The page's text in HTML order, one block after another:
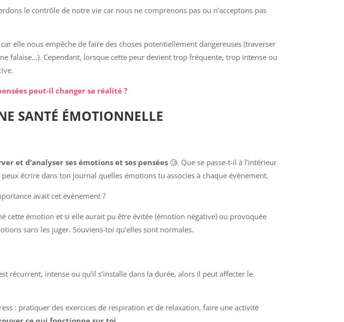
le contrôle de notre vie car nous ne comprenons pas ou n’acceptons pas
elle nous empêche de faire des choses potentiellement dangereuses (traverser
falaise…). Cependant, lorsque cette peur devient trop fréquente, trop intense ou
peut-il changer sa réalité ?
SANTÉ ÉMOTIONNELLE
et d’analyser ses émotions et ses pensées 🧐. Que se passe-t-il à l’intérieur
écrire dans ton journal quelles émotions tu associes à chaque évènement.
avait cet évènement ?
cette émotion et si elle aurait pu être évitée (émotion négative) ou provoquée
sans les juger. Souviens-toi qu’elles sont normales.
récurrent, intense ou qu’il s’installe dans la durée, alors il peut affecter le
: pratiquer des exercices de respiration et de relaxation, faire une activité